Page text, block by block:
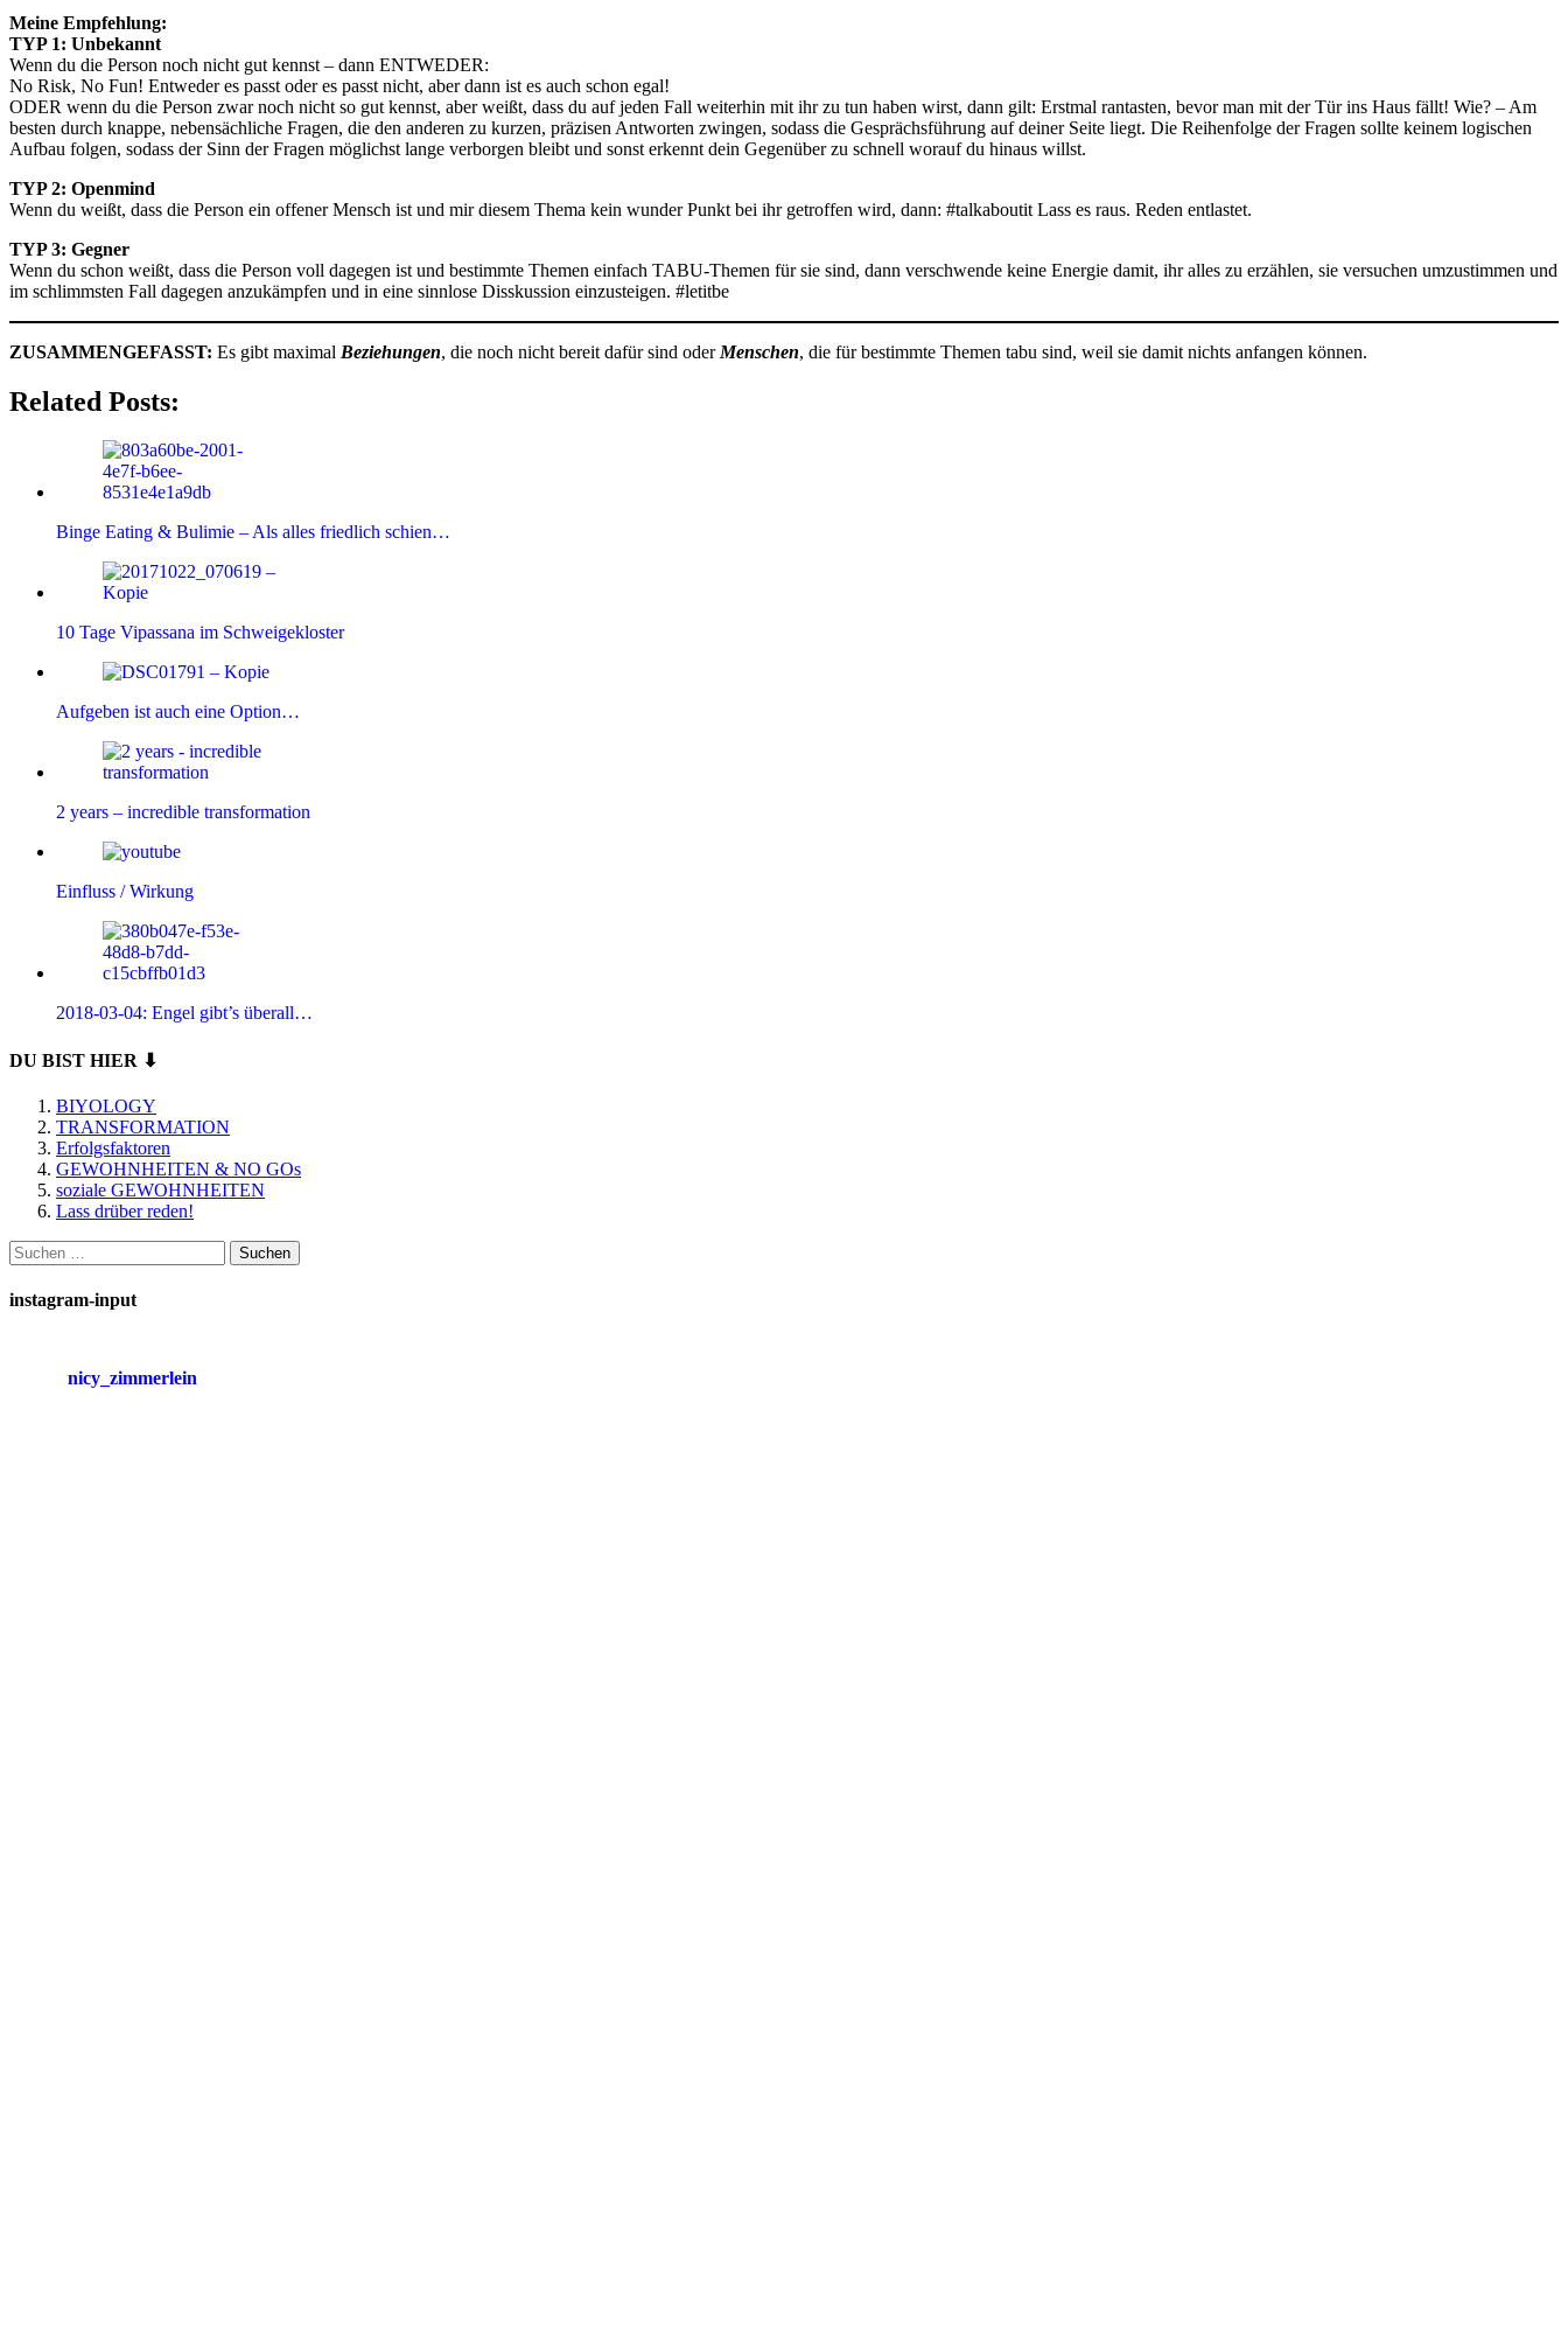
Meine Empfehlung:
TYP 1: Unbekannt
Wenn du die Person noch nicht gut kennst – dann ENTWEDER:
No Risk, No Fun! Entweder es passt oder es passt nicht, aber dann ist es auch schon egal!
ODER wenn du die Person zwar noch nicht so gut kennst, aber weißt, dass du auf jeden Fall weiterhin mit ihr zu tun haben wirst, dann gilt: Erstmal rantasten, bevor man mit der Tür ins Haus fällt! Wie? – Am
besten durch knappe, nebensächliche Fragen, die den anderen zu kurzen, präzisen Antworten zwingen, sodass die Gesprächsführung auf deiner Seite liegt. Die Reihenfolge der Fragen sollte keinem logischen
Aufbau folgen, sodass der Sinn der Fragen möglichst lange verborgen bleibt und sonst erkennt dein Gegenüber zu schnell worauf du hinaus willst.
TYP 2: Openmind
Wenn du weißt, dass die Person ein offener Mensch ist und mir diesem Thema kein wunder Punkt bei ihr getroffen wird, dann: #talkaboutit Lass es raus. Reden entlastet.
TYP 3: Gegner
Wenn du schon weißt, dass die Person voll dagegen ist und bestimmte Themen einfach TABU-Themen für sie sind, dann verschwende keine Energie damit, ihr alles zu erzählen, sie versuchen umzustimmen und
im schlimmsten Fall dagegen anzukämpfen und in eine sinnlose Disskussion einzusteigen. #letitbe
ZUSAMMENGEFASST: Es gibt maximal Beziehungen, die noch nicht bereit dafür sind oder Menschen, die für bestimmte Themen tabu sind, weil sie damit nichts anfangen können.
Related Posts:
Binge Eating & Bulimie – Als alles friedlich schien…
10 Tage Vipassana im Schweigekloster
Aufgeben ist auch eine Option…
2 years – incredible transformation
Einfluss / Wirkung
2018-03-04: Engel gibt’s überall…
DU BIST HIER ⬇
BIYOLOGY
TRANSFORMATION
Erfolgsfaktoren
GEWOHNHEITEN & NO GOs
soziale GEWOHNHEITEN
Lass drüber reden!
Suchen
nach:
instagram-input
nicy_zimmerlein